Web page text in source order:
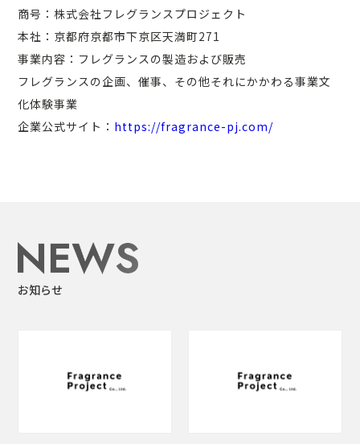
商号：株式会社フレグランスプロジェクト
本社：京都府京都市下京区天満町271
事業内容：フレグランスの製造および販売
フレグランスの企画、催事、その他それにかかわる事業文
化体験事業
企業公式サイト： https://fragrance-pj.com/
お知らせ